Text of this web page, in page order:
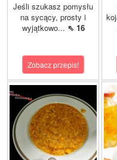
Jeśli szukasz pomysłu
na sycący, prosty i
wyjątkowo... ⇖ 16
Zobacz przepis!